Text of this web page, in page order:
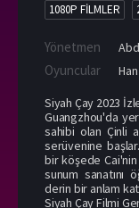
1080P FİLMLER
Yönetmen
Oyuncular
Siyah Çay 2023
Guangzhou'da
sahibi olan Çinli
serüvenine
bir köşede
sunum sanatını
derin bir anlam
Siyah Çay Filmi